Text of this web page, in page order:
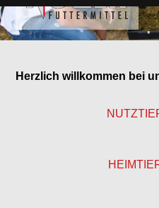
SPRINGEN
Herzlich willkommen bei